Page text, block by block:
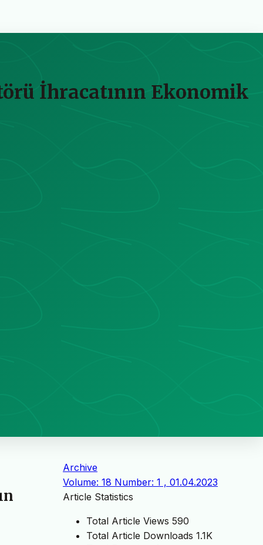
İhracatının Ekonomik
Archive
Volume: 18 Number: 1 , 01.04.2023
Article Statistics
Total Article Views 590
Total Article Downloads 1.1K